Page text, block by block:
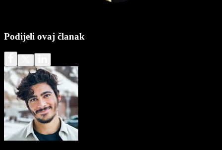
Podijeli ovaj članak